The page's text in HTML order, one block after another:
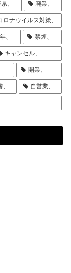
、 廃業、
ロナウイルス対策、
、 禁煙、
キャンセル、
開業、
、 自営業、